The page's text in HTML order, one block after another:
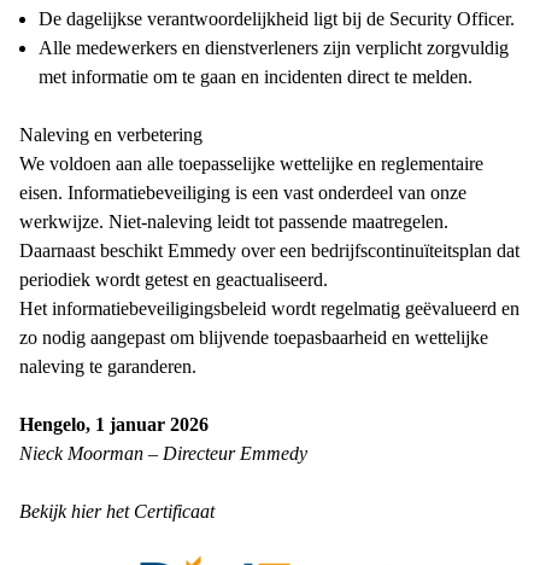
De dagelijkse verantwoordelijkheid ligt bij de Security Officer.
Alle medewerkers en dienstverleners zijn verplicht zorgvuldig
met informatie om te gaan en incidenten direct te melden.
Naleving en verbetering
We voldoen aan alle toepasselijke wettelijke en reglementaire
eisen. Informatiebeveiliging is een vast onderdeel van onze
werkwijze. Niet-naleving leidt tot passende maatregelen.
Daarnaast beschikt Emmedy over een bedrijfscontinuïteitsplan dat
periodiek wordt getest en geactualiseerd.
Het informatiebeveiligingsbeleid wordt regelmatig geëvalueerd en
zo nodig aangepast om blijvende toepasbaarheid en wettelijke
naleving te garanderen.
Hengelo, 1 januar 2026
Nieck Moorman – Directeur Emmedy
Bekijk hier het Certificaat